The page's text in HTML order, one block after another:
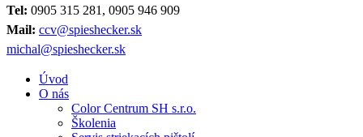
Tel: 0905 315 281, 0905 946 909
Mail: ccv@spieshecker.sk
michal@spieshecker.sk
Úvod
O nás
Color Centrum SH s.r.o.
Školenia